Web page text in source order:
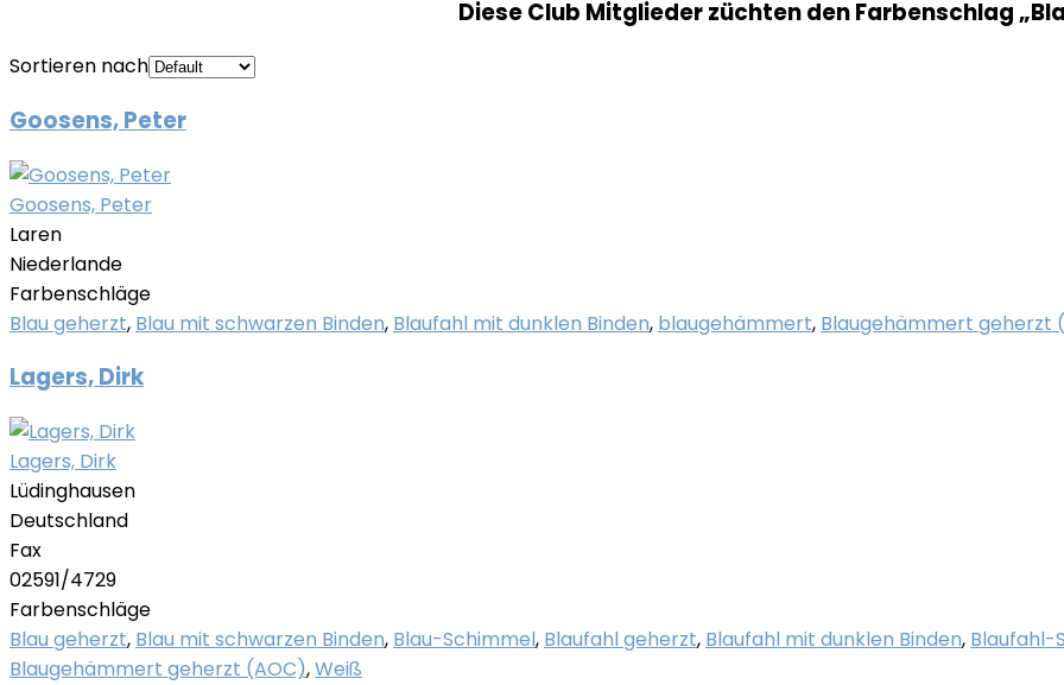
Diese Club Mitglieder züchten den Farbenschlag
Sortieren nach
Goosens, Peter
Goosens, Peter
Laren
Niederlande
Farbenschläge
Blau geherzt, Blau mit schwarzen Binden, Blaufahl mit dunklen Binden, blaugehämmert, Blaugehämmert geherzt
Lagers, Dirk
Lagers, Dirk
Lüdinghausen
Deutschland
Fax
02591/4729
Farbenschläge
Blau geherzt, Blau mit schwarzen Binden, Blau-Schimmel, Blaufahl geherzt, Blaufahl mit dunklen Binden, Blaufahl-
Blaugehämmert geherzt (AOC),Weiß